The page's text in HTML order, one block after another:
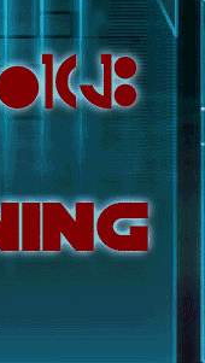
Imperium
die
Armada
von
die Loyalität